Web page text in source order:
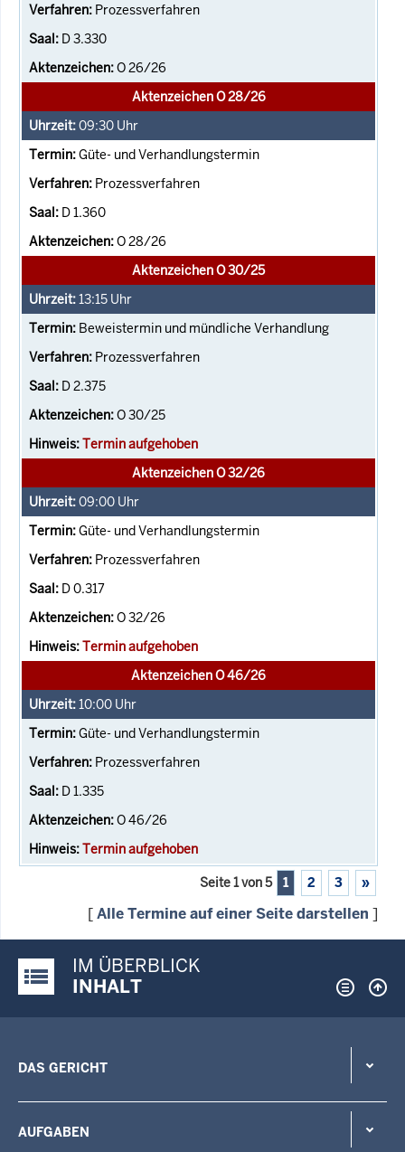
Prozessverfahren
D 3.330
O 26/26
Aktenzeichen O 28/26
09:30 Uhr
Güte- und Verhandlungstermin
Prozessverfahren
D 1.360
O 28/26
Aktenzeichen O 30/25
13:15 Uhr
Beweistermin und mündliche Verhandlung
Prozessverfahren
D 2.375
O 30/25
Termin aufgehoben
Aktenzeichen O 32/26
09:00 Uhr
Güte- und Verhandlungstermin
Prozessverfahren
D 0.317
O 32/26
Termin aufgehoben
Aktenzeichen O 46/26
10:00 Uhr
Güte- und Verhandlungstermin
Prozessverfahren
D 1.335
O 46/26
Termin aufgehoben
Seite 1 von 5 1 2 3 »
[Alle Termine auf einer Seite darstellen ]
Justiz-Portal im Überblick:
IM ÜBERBLICK
INHALT
DAS GERICHT
AUFGABEN